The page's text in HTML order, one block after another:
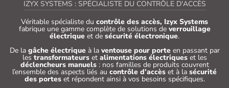
IZYX SYSTEMS : SPÉCIALISTE DU CONTRÔLE D'ACCÈS
Véritable spécialiste du contrôle des accès, Izyx Systems
fabrique une gamme complète de solutions de verrouillage
électrique et de sécurité électronique.
De la gâche électriqueà la ventouse pour porteen passant par
les transformateurset alimentations électriqueset les
déclencheurs manuels: nos familles de produits couvrent
l’ensemble des aspects liés au contrôle d’accès et à la sécurité
des porteset répondent ainsi à vos besoins spécifiques.